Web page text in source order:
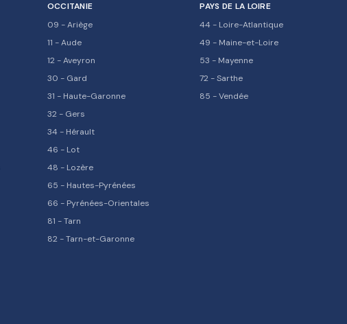
OCCITANIE
09 -Ariège
11 -Aude
12-Aveyron
30 - Gard
31 - Haute-Garonne
32- Gers
34 - Hérault
46 - Lot
48 - Lozère
65 - Hautes-Pyrénées
66 - Pyrénées-Orientales
81 -Tarn
82-Tarn-et-Garonne
PAYS DE LA LOIRE
44 - Loire-Atlantique
49 - Maine-et-Loire
53 - Mayenne
72 -Sarthe
85 -Vendée